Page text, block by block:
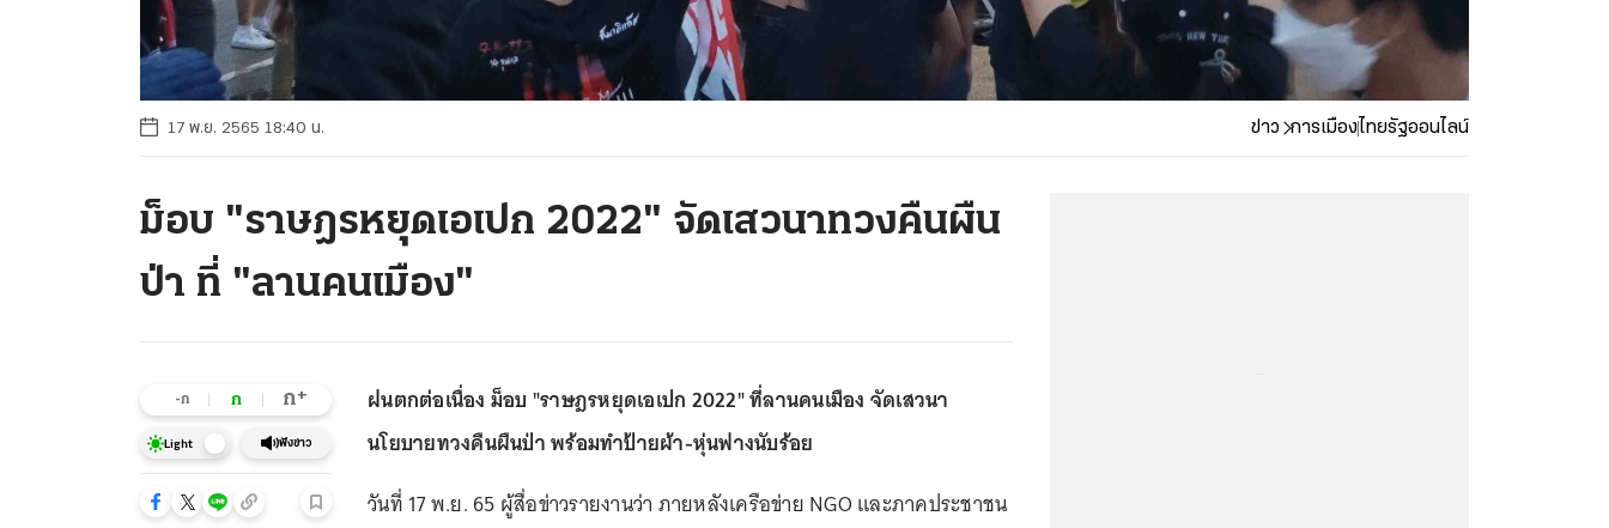
17 พ.ย. 2565 18:40 น. ข่าว การเมืองไทยรัฐออนไลน์
ม็อบ "ราษฎรหยุดเอเปก 2022" จัดเสวนาทวงคืนผืน
ป่า ที่ "ลานคนเมือง"
-ก ก ก+
Light ฟังข่าว
ฝนตกต่อเนื่อง ม็อบ "ราษฎรหยุดเอเปก 2022" ที่ลานคนเมือง จัดเสวนา
นโยบายทวงคืนผืนป่า พร้อมทำป้ายผ้า-หุ่นฟางนับร้อย
วันที่ 17 พ.ย. 65 ผู้สื่อข่าวรายงานว่า ภายหลังเครือข่าย NGO และภาคประชาชน